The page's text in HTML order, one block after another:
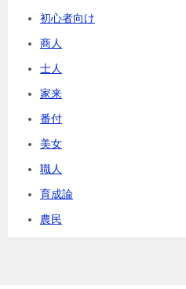
初心者向け
商人
士人
家来
番付
美女
職人
育成論
農民